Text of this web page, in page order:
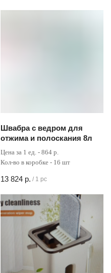
Швабра с ведром для
отжима и полоскания 8л
Цена за 1 ед. - 864 р.
Кол-во в коробке - 16 шт
13 824 р. / 1 pc